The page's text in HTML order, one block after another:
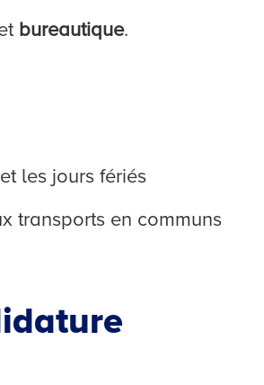
bureautique.
les jours fériés
transports en communs